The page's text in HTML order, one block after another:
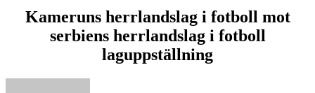
Kameruns herrlandslag i fotboll mot
serbiens herrlandslag i fotboll
laguppställning